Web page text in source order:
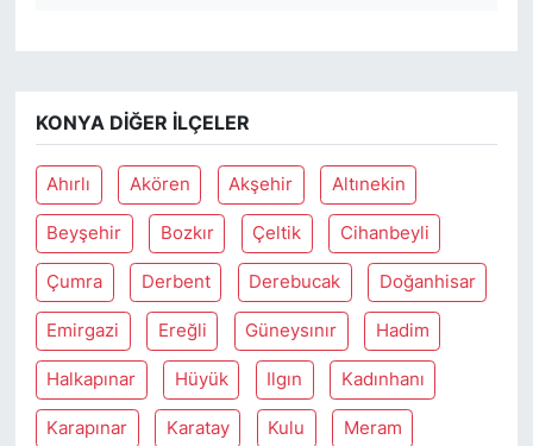
KONYA DIĞER İLÇELER
Ahırlı Akören Akşehir Altınekin
Beyşehir Bozkır Çeltik Cihanbeyli
Çumra Derbent Derebucak Doğanhisar
Emirgazi Ereğli Güneysınır Hadim
Halkapınar Hüyük Ilgın Kadınhanı
Karapınar Karatay Kulu Meram